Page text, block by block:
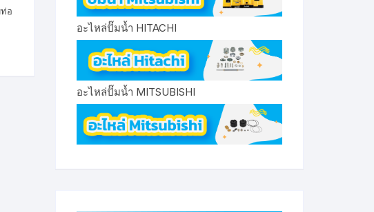
อ
อะไหล่ปั๊มน้ำ HITACHI
อะไหล่ปั๊มน้ำ MITSUBISHI